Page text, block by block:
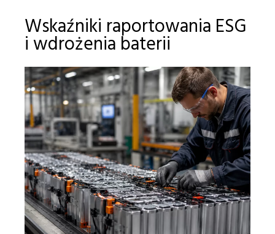
Wskaźniki raportowania ESG
i wdrożenia baterii